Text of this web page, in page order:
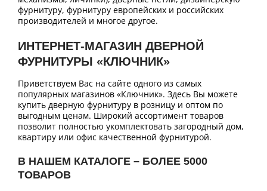
фурнитуру, фурнитуру европейских и российских
производителей и многое другое.
ИНТЕРНЕТ-МАГАЗИН ДВЕРНОЙ
ФУРНИТУРЫ «КЛЮЧНИК»
Приветствуем Вас на сайте одного из самых
популярных магазинов «Ключник». Здесь Вы можете
купить дверную фурнитуру в розницу и оптом по
выгодным ценам. Широкий ассортимент товаров
позволит полностью укомплектовать загородный дом,
квартиру или офис качественной фурнитурой.
В НАШЕМ КАТАЛОГЕ – БОЛЕЕ 5000
ТОВАРОВ